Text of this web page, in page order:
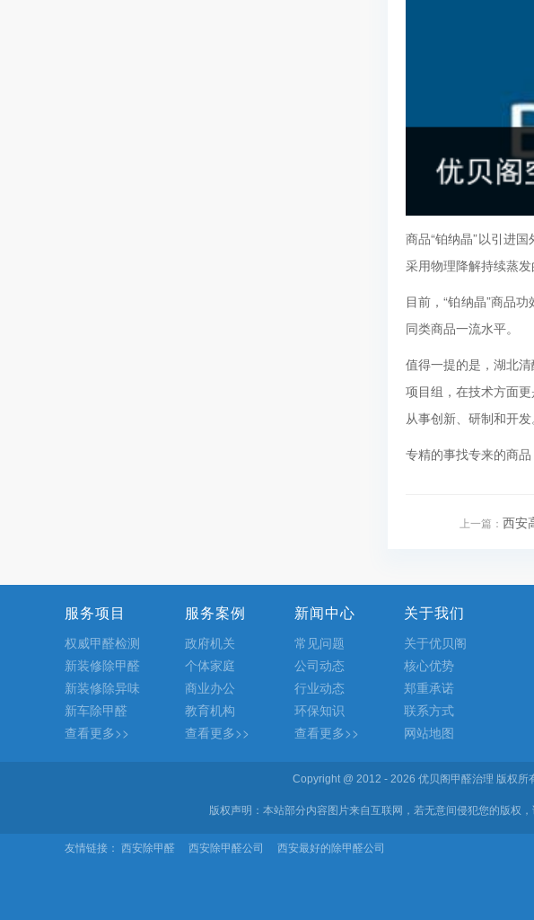
商品“铂纳晶”以引进
采用物理降解持续蒸
目前，“铂纳晶”商品
同类商品一流水平。
值得一提的是，湖北
项目组，在技术方面
从事创新、研制和开发
专精的事找专来的商
上一篇： 西安
服务项目
权威甲醛检测
新装修除甲醛
新装修除异味
新车除甲醛
查看更多>>
服务案例
政府机关
个体家庭
商业办公
教育机构
查看更多>>
新闻中心
常见问题
公司动态
行业动态
环保知识
查看更多>>
关于我们
关于优贝阁
核心优势
郑重承诺
联系方式
网站地图
Copyright @ 2012 - 2026 优贝阁甲醛治理 版权所
版权声明：本站部分内容图片来自互联网，若无意间侵犯您的版权
友情链接： 西安除甲醛 西安除甲醛公司 西安最好的除甲醛公司